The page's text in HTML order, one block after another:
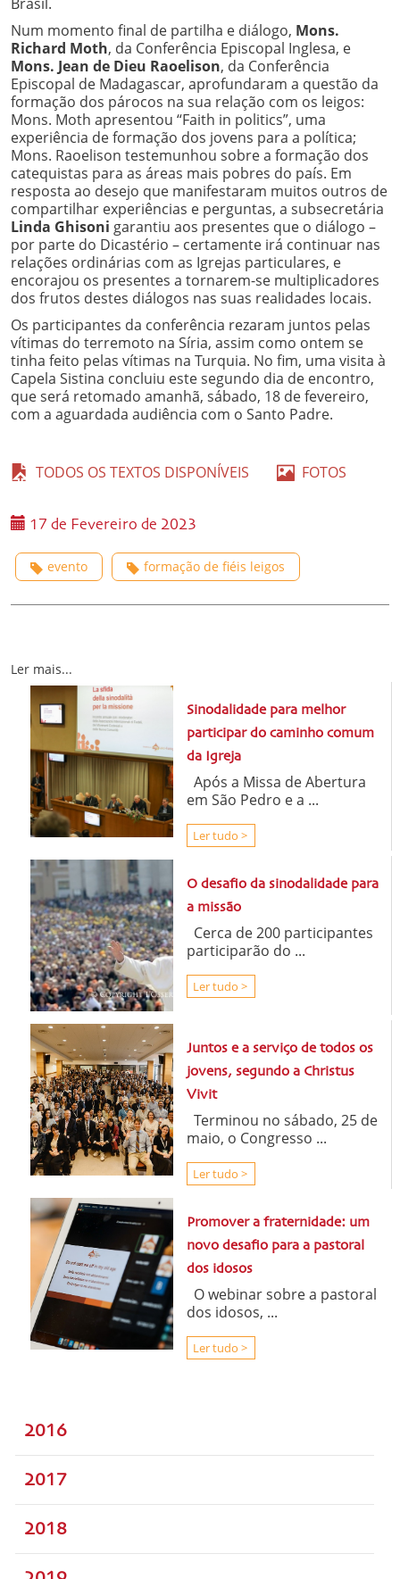
Num momento final de partilha e diálogo, Mons.
Richard Moth, da Conferência Episcopal Inglesa, e
Mons. Jean de Dieu Raoelison, da Conferência
Episcopal de Madagascar, aprofundaram a questão da
formação dos párocos na sua relação com os leigos:
Mons. Moth apresentou “Faith in politics”, uma
experiência de formação dos jovens para a política;
Mons. Raoelison testemunhou sobre a formação dos
catequistas para as áreas mais pobres do país. Em
resposta ao desejo que manifestaram muitos outros de
compartilhar experiências e perguntas, a subsecretária
Linda Ghisoni garantiu aos presentes que o diálogo –
por parte do Dicastério – certamente irá continuar nas
relações ordinárias com as Igrejas particulares, e
encorajou os presentes a tornarem-se multiplicadores
dos frutos destes diálogos nas suas realidades locais.
Os participantes da conferência rezaram juntos pelas
vítimas do terremoto na Síria, assim como ontem se
tinha feito pelas vítimas na Turquia. No fim, uma visita à
Capela Sistina concluiu este segundo dia de encontro,
que será retomado amanhã, sábado, 18 de fevereiro,
com a aguardada audiência com o Santo Padre.
TODOS OS TEXTOS DISPONÍVEIS FOTOS
17 de Fevereiro de 2023
evento formação de fiéis leigos
Ler mais...
Sinodalidade para melhor
participar do caminho comum
da Igreja
Após a Missa de Abertura
em São Pedro e a ...
Ler tudo >
O desafio da sinodalidade para
a missão
Cerca de 200 participantes
participarão do ...
Ler tudo >
Juntos e a serviço de todos os
jovens, segundo a Christus
Vivit
Terminou no sábado, 25 de
maio, o Congresso ...
Ler tudo >
Promover a fraternidade: um
novo desafio para a pastoral
dos idosos
O webinar sobre a pastoral
dos idosos, ...
Ler tudo >
2016
2017
2018